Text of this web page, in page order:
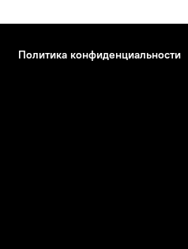
Политика конфиденциальности